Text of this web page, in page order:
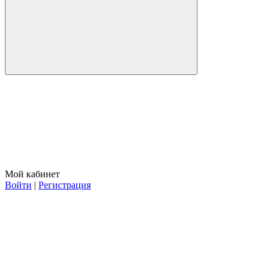
Мой кабинет
Войти | Регистрация